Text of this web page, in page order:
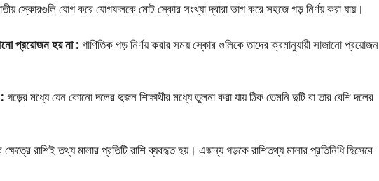
স্কোরগুলি যােগ করে যোগফলকে মােট স্কোর সংখ্যা দ্বারা ভাগ করে সহজে গড় নির্ণয় করা যায়।
প্রয়োজন হয় না : গাণিতিক গড় নির্ণয় করার সময় স্কোর গুলিকে তাদের ক্রমানুযায়ী সাজানো প্রয়ােজন
গড়ের মধ্যে যেন কোনো দলের দুজন শিক্ষার্থীর মধ্যে তুলনা করা যায় ঠিক তেমনি দুটি বা তার বেশি দলের
ক্ষেত্রে রাশিই তথ্য মালার প্রতিটি রাশি ব্যবহৃত হয়। এজন্য গড়কে রাশিতথ্য মালার প্রতিনিধি হিসেবে